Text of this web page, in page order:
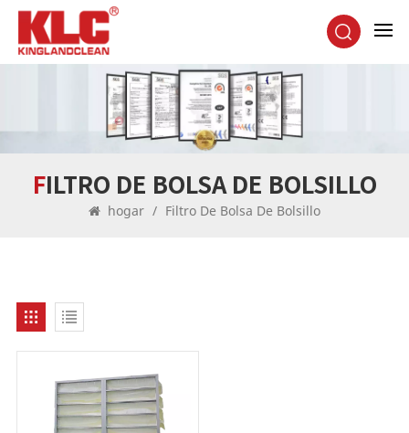
FILTRO DE BOLSA DE BOLSILLO
hogar / Filtro De Bolsa De Bolsillo